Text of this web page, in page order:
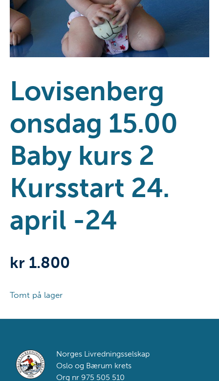
Lovisenberg
onsdag 15.00
Baby kurs 2
Kursstart 24.
april -24
kr 1.800
Tomt på lager
Footer
Norges Livredningsselskap
Oslo og Bærum krets
Org nr 975 505 510